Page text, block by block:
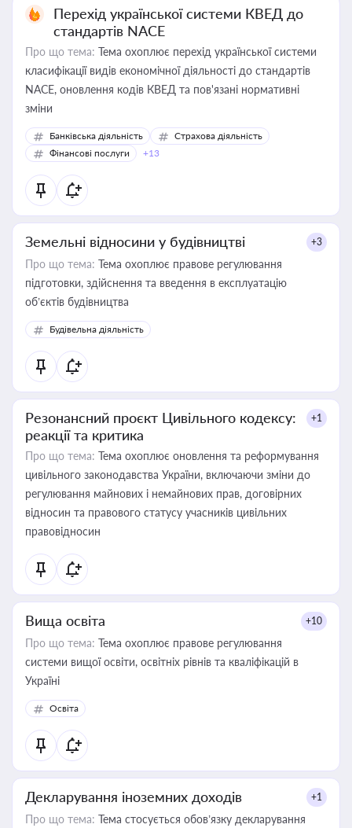
Перехід української системи КВЕД до
стандартів NACE
Про що тема: Тема охоплює перехід української системи
класифікації видів економічної діяльності до стандартів
NACE, оновлення кодів КВЕД та пов'язані нормативні
зміни
Банківська діяльність
Страхова діяльність
Фінансові послуги
+13
Земельні відносини у будівництві +3
Про що тема: Тема охоплює правове регулювання
підготовки, здійснення та введення в експлуатацію
об’єктів будівництва
Будівельна діяльність
Резонансний проєкт Цивільного кодексу:
реакції та критика
+1
Про що тема: Тема охоплює оновлення та реформування
цивільного законодавства України, включаючи зміни до
регулювання майнових і немайнових прав, договірних
відносин та правового статусу учасників цивільних
правовідносин
Вища освіта +10
Про що тема: Тема охоплює правове регулювання
системи вищої освіти, освітніх рівнів та кваліфікацій в
Україні
Освіта
Декларування іноземних доходів +1
Про що тема: Тема стосується обов’язку декларування